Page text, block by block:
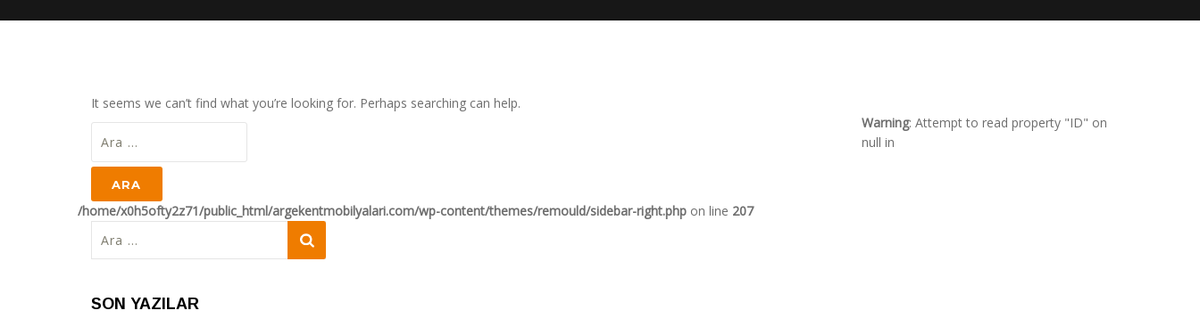
It seems we can’t find what you’re looking for. Perhaps searching can help.
Warning: Attempt to read property "ID" on
null in
/home/x0h5ofty2z71/public_html/argekentmobilyalari.com/wp-content/themes/remould/sidebar-right.php on line 207
SON YAZILAR